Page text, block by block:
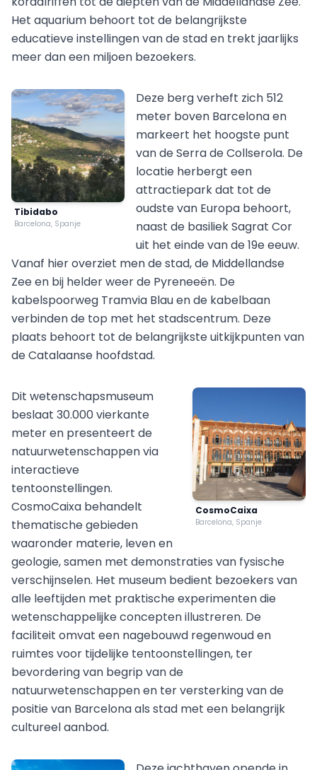
Het aquarium behoort tot de belangrijkste
educatieve instellingen van de stad en trekt jaarlijks
meer dan een miljoen bezoekers.
Tibidabo
Barcelona, Spanje
Deze berg verheft zich 512
meter boven Barcelona en
markeert het hoogste punt
van de Serra de Collserola. De
locatie herbergt een
attractiepark dat tot de
oudste van Europa behoort,
naast de basiliek Sagrat Cor
uit het einde van de 19e eeuw.
Vanaf hier overziet men de stad, de Middellandse
Zee en bij helder weer de Pyreneeën. De
kabelspoorweg Tramvia Blau en de kabelbaan
verbinden de top met het stadscentrum. Deze
plaats behoort tot de belangrijkste uitkijkpunten van
de Catalaanse hoofdstad.
CosmoCaixa
Barcelona, Spanje
Dit wetenschapsmuseum
beslaat 30.000 vierkante
meter en presenteert de
natuurwetenschappen via
interactieve
tentoonstellingen.
CosmoCaixa behandelt
thematische gebieden
waaronder materie, leven en
geologie, samen met demonstraties van fysische
verschijnselen. Het museum bedient bezoekers van
alle leeftijden met praktische experimenten die
wetenschappelijke concepten illustreren. De
faciliteit omvat een nagebouwd regenwoud en
ruimtes voor tijdelijke tentoonstellingen, ter
bevordering van begrip van de
natuurwetenschappen en ter versterking van de
positie van Barcelona als stad met een belangrijk
cultureel aanbod.